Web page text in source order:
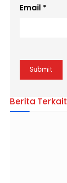
Email *
Berita Terkait